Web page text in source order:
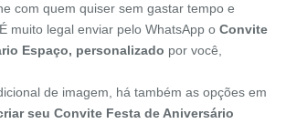
com quem quiser sem gastar tempo e
muito legal enviar pelo WhatsApp o Convite
Espaço, personalizado por você,
de imagem, há também as opções em
seu Convite Festa de Aniversário